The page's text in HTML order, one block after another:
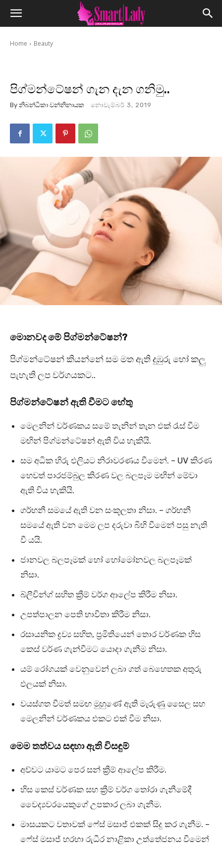
Home Beauty
පිග්මන්ටේෂන් ගැන දැන ගනිමු..
By නිබන්ධිකා වන්නිනායක නොවැම්බර් 3, 2019
මොනවද මේ පිග්මන්ටේෂන්?
පිග්මන්ටේෂන් කියන්නේ සම මත ඇති දුඹුරු හෝ කලු
පැහැති ලප වර්ගයකට..
පිග්මන්ටේෂන් ඇති වීමට හේතු
මෙලනින් වර්ණකය සමේ තැනින් තැන එක් රැස් වීම
මඟින් පිග්මන්ටේෂන් ඇති විය හැකියි.
සම අධික හිරු එලියට නිරාවරණය වීමෙන්. – UV කිරණ
හෙවත් පාරජම්බුල කිරණ වල බලපෑම මඟින් මේවා
ඇති විය හැකියි.
ගර්භනී සමයේ ඇති වන සංකූලතා නිසා. – ගර්භනී
සමයේ ඇති වන මෙම ලප දරුවා බිහි වීමෙන් පසු නැති
වී යයි.
ජානවල බලපෑමක් හෝ හෝමෝනවල බලපෑමක්
නිසා.
බ්ලීචින්ග් සහිත ක්‍රීම් වර්ග ආලේප කිරීම නිසා.
උපත්පාලන පෙති භාවිතා කිරීම නිසා.
රසායනික ද්‍රව්‍ය සහිත, ප්‍රමිතියෙන් තොර වර්ණක හිස
කෙස් වර්ණ ගැන්වීමට යොදා ගැනීම නිසා.
යම් රෝගයක් වෙනුවෙන් ලබා ගත් බෙහෙතක අතුරු
ඵලයක් නිසා.
වයස්ගත වීමත් සමඟ මුහුණේ ඇති මැරුණු සෛල සහ
මෙලනින් වර්ණකය එකට එක් වීම නිසා.
මෙම තත්වය සඳහා ඇති විසඳුම්
අව්වට යාමට පෙර සන් ක්‍රීම් ආලේප කිරීම.
හිස කෙස් වර්ණක සහ ක්‍රීම් වර්ග තෝරා ගැනීමේදී
වෛද්‍යවරයෙකුගේ උපකාර ලබා ගැනීම.
මාසයකට වතාවක් ෆේස් මසාජ් එකක් සිදු කර ගැනීම. –
ෆේස් මසාජ් හරහා රුධීර නාළිකා උත්තේජනය වීමෙන්